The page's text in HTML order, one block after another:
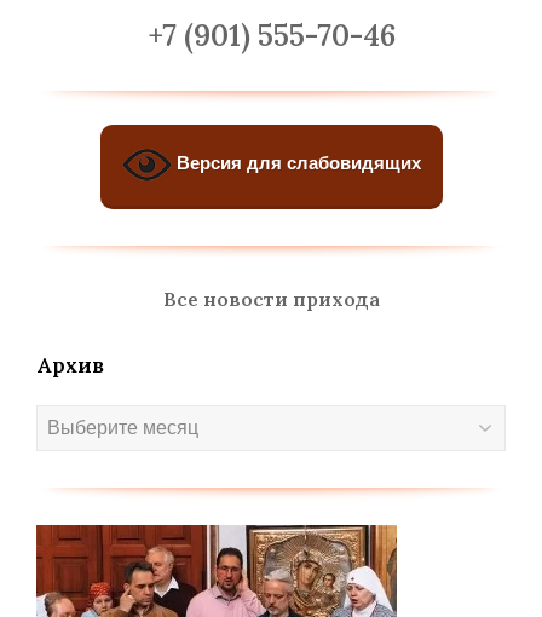
+7 (901) 555-70-46
Версия для слабовидящих
Все новости прихода
Архив
Архив